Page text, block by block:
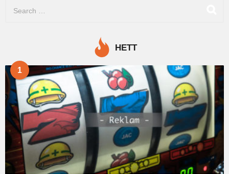
o
HETT
1